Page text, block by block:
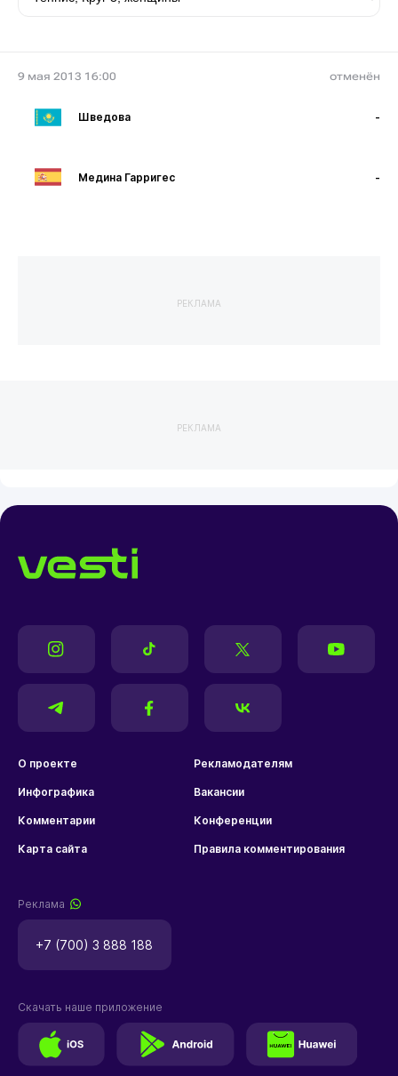
9 мая 2013 16:00 отменён
Шведова -
Медина Гарригес -
РЕКЛАМА
РЕКЛАМА
О проекте Рекламодателям
Инфографика Вакансии
Комментарии Конференции
Карта сайта Правила комментирования
Реклама
+7 (700) 3 888 188
Скачать наше приложение